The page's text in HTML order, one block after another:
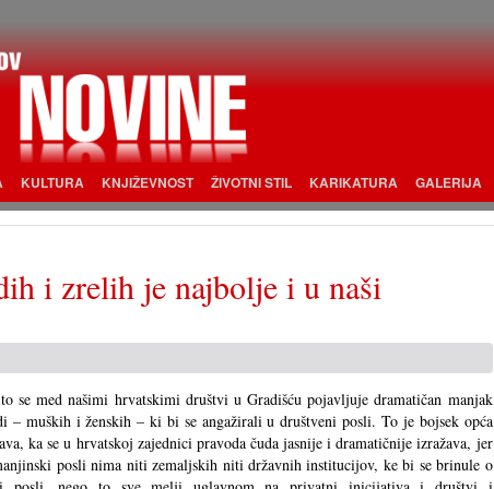
KULTURA KNJIŽEVNOST ŽIVOTNI STIL KARIKATURA GALERIJA
i zrelih je najbolje i u naši
se med našimi hrvatskimi društvi u Gradišću pojavljuje dramatičan manjak
– muških i ženskih – ki bi se angažirali u društveni posli. To je bojsek opća
ka se u hrvatskoj zajednici pravoda čuda jasnije i dramatičnije izražava, jer
posli nima niti zemaljskih niti državnih institucijov, ke bi se brinule o